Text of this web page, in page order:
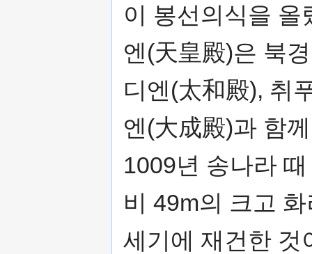
이 봉선의식을 올
엔(天皇殿)은 북
디엔(太和殿), 취
엔(大成殿)과 함
1009년 송나라
비 49m의 크고
세기에 재건한 것